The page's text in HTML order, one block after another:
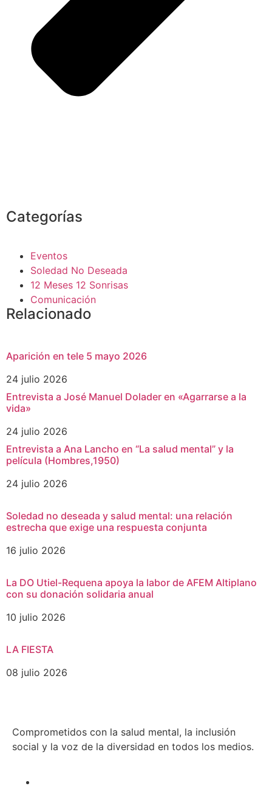
Categorías
Eventos
Soledad No Deseada
12 Meses 12 Sonrisas
Comunicación
Relacionado
Aparición en tele 5 mayo 2026
24 julio 2026
Entrevista a José Manuel Dolader en «Agarrarse a la
vida»
24 julio 2026
Entrevista a Ana Lancho en “La salud mental” y la
película (Hombres,1950)
24 julio 2026
Soledad no deseada y salud mental: una relación
estrecha que exige una respuesta conjunta
16 julio 2026
La DO Utiel-Requena apoya la labor de AFEM Altiplano
con su donación solidaria anual
10 julio 2026
LA FIESTA
08 julio 2026
Comprometidos con la salud mental, la inclusión
social y la voz de la diversidad en todos los medios.